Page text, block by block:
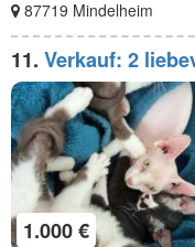
87719 Mindelheim
11. Verkauf: 2
Doppelpack
1.000 €